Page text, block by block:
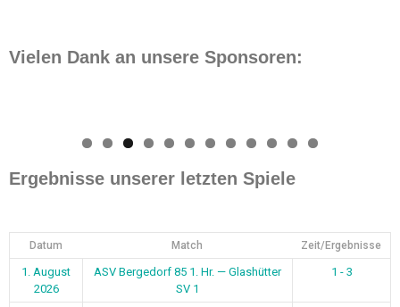
Vielen Dank an unsere Sponsoren:
0 1 2
Ergebnisse unserer letzten Spiele
Datum Match Zeit/Ergebnisse
1. August
2026
ASV Bergedorf 85 1. Hr. — Glashütter
SV 1
1 - 3